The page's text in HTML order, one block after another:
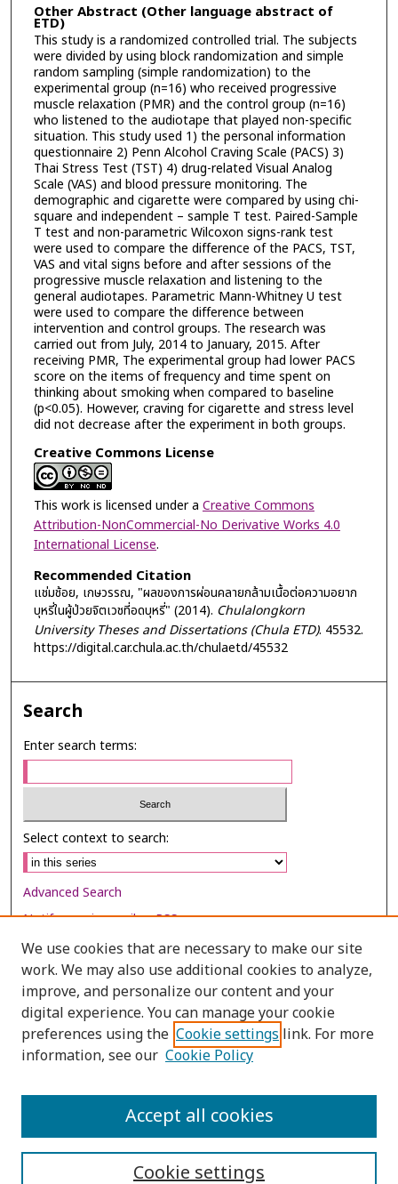
Other Abstract (Other language abstract of
ETD)
This study is a randomized controlled trial. The subjects
were divided by using block randomization and simple
random sampling (simple randomization) to the
experimental group (n=16) who received progressive
muscle relaxation (PMR) and the control group (n=16)
who listened to the audiotape that played non-specific
situation. This study used 1) the personal information
questionnaire 2) Penn Alcohol Craving Scale (PACS) 3)
Thai Stress Test (TST) 4) drug-related Visual Analog
Scale (VAS) and blood pressure monitoring. The
demographic and cigarette were compared by using chi-
square and independent – sample T test. Paired-Sample
T test and non-parametric Wilcoxon signs-rank test
were used to compare the difference of the PACS, TST,
VAS and vital signs before and after sessions of the
progressive muscle relaxation and listening to the
general audiotapes. Parametric Mann-Whitney U test
were used to compare the difference between
intervention and control groups. The research was
carried out from July, 2014 to January, 2015. After
receiving PMR, The experimental group had lower PACS
score on the items of frequency and time spent on
thinking about smoking when compared to baseline
(p<0.05). However, craving for cigarette and stress level
did not decrease after the experiment in both groups.
Creative Commons License
This work is licensed under a Creative Commons
Attribution-NonCommercial-No Derivative Works 4.0
International License.
Recommended Citation
แช่มช้อย, เกษวรรณ, "ผลของการผ่อนคลายกล้ามเนื้อต่อความอยาก
บุหรี่ในผู้ป่วยจิตเวชที่อดบุหรี่" (2014). Chulalongkorn
University Theses and Dissertations (Chula ETD). 45532.
https://digital.car.chula.ac.th/chulaetd/45532
Search
Enter search terms:
Select context to search:
Advanced Search
Notify me via email orRSS
Browse
Collections
Disciplines
Authors
We use cookies that are necessary to make our site
work. We may also use additional cookies to analyze,
improve, and personalize our content and your
digital experience. You can manage your cookie
preferences using the Cookie settings link. For more
information, see our Cookie Policy
Cookie settings
Accept all cookies